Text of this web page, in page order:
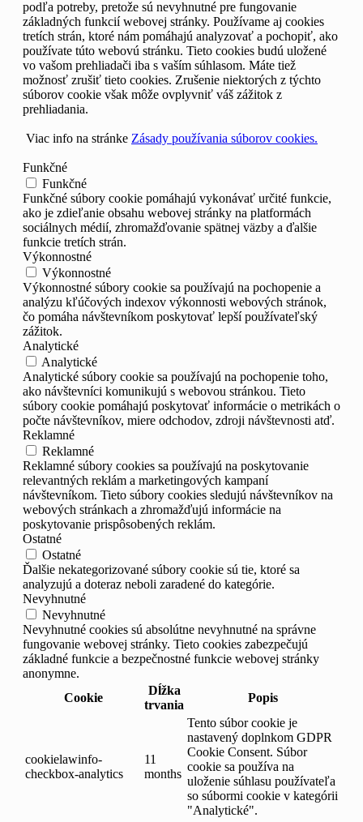
podľa potreby, pretože sú nevyhnutné pre fungovanie
základných funkcií webovej stránky. Používame aj cookies
tretích strán, ktoré nám pomáhajú analyzovať a pochopiť, ako
používate túto webovú stránku. Tieto cookies budú uložené
vo vašom prehliadači iba s vaším súhlasom. Máte tiež
možnosť zrušiť tieto cookies. Zrušenie niektorých z týchto
súborov cookie však môže ovplyvniť váš zážitok z
prehliadania.
Viac info na stránke Zásady používania súborov cookies.
Funkčné
Funkčné
Funkčné súbory cookie pomáhajú vykonávať určité funkcie,
ako je zdieľanie obsahu webovej stránky na platformách
sociálnych médií, zhromažďovanie spätnej väzby a ďalšie
funkcie tretích strán.
Výkonnostné
Výkonnostné
Výkonnostné súbory cookie sa používajú na pochopenie a
analýzu kľúčových indexov výkonnosti webových stránok,
čo pomáha návštevníkom poskytovať lepší používateľský
zážitok.
Analytické
Analytické
Analytické súbory cookie sa používajú na pochopenie toho,
ako návštevníci komunikujú s webovou stránkou. Tieto
súbory cookie pomáhajú poskytovať informácie o metrikách o
počte návštevníkov, miere odchodov, zdroji návštevnosti atď.
Reklamné
Reklamné
Reklamné súbory cookies sa používajú na poskytovanie
relevantných reklám a marketingových kampaní
návštevníkom. Tieto súbory cookies sledujú návštevníkov na
webových stránkach a zhromažďujú informácie na
poskytovanie prispôsobených reklám.
Ostatné
Ostatné
Ďalšie nekategorizované súbory cookie sú tie, ktoré sa
analyzujú a doteraz neboli zaradené do kategórie.
Nevyhnutné
Nevyhnutné
Nevyhnutné cookies sú absolútne nevyhnutné na správne
fungovanie webovej stránky. Tieto cookies zabezpečujú
základné funkcie a bezpečnostné funkcie webovej stránky
anonymne.
Cookie
Dĺžka
trvania
Popis
cookielawinfo-
checkbox-analytics
11
months
Tento súbor cookie je
nastavený doplnkom GDPR
Cookie Consent. Súbor
cookie sa používa na
uloženie súhlasu používateľa
so súbormi cookie v kategórii
"Analytické".